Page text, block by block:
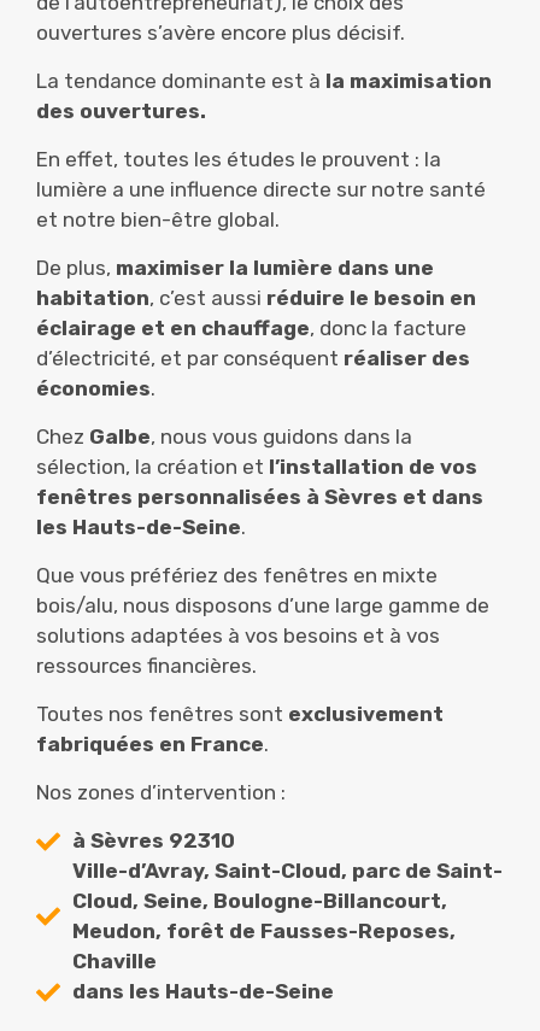
ouvertures s’avère encore plus décisif.
La tendance dominante est à la maximisation
des ouvertures.
En effet, toutes les études le prouvent : la
lumière a une influence directe sur notre santé
et notre bien-être global.
De plus, maximiser la lumière dans une
habitation, c’est aussi réduire le besoin en
éclairage et en chauffage, donc la facture
d’électricité, et par conséquent réaliser des
économies.
Chez Galbe, nous vous guidons dans la
sélection, la création et l’installation de vos
fenêtres personnalisées à Sèvres et dans
les Hauts-de-Seine.
Que vous préfériez des fenêtres en mixte
bois/alu, nous disposons d’une large gamme de
solutions adaptées à vos besoins et à vos
ressources financières.
Toutes nos fenêtres sont exclusivement
fabriquées en France.
Nos zones d’intervention :
à Sèvres 92310
Ville-d’Avray, Saint-Cloud, parc de Saint-
Cloud, Seine, Boulogne-Billancourt,
Meudon, forêt de Fausses-Reposes,
Chaville
dans les Hauts-de-Seine